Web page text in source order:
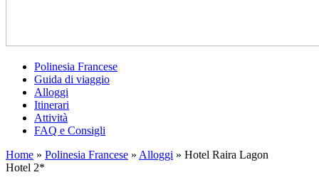
Polinesia Francese
Guida di viaggio
Alloggi
Itinerari
Attività
FAQ e Consigli
Home » Polinesia Francese » Alloggi » Hotel Raira Lagon
Hotel 2*